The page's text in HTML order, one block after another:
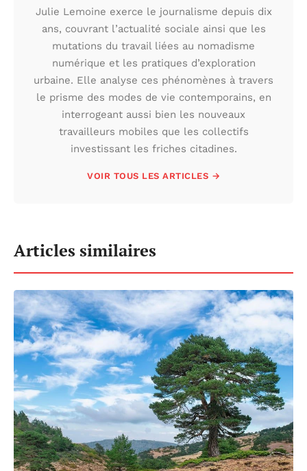
Julie Lemoine exerce le journalisme depuis dix
ans, couvrant l’actualité sociale ainsi que les
mutations du travail liées au nomadisme
numérique et les pratiques d’exploration
urbaine. Elle analyse ces phénomènes à travers
le prisme des modes de vie contemporains, en
interrogeant aussi bien les nouveaux
travailleurs mobiles que les collectifs
investissant les friches citadines.
VOIR TOUS LES ARTICLES →
Articles similaires